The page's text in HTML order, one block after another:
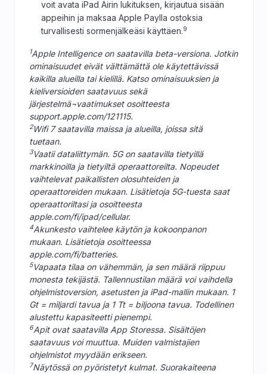
voit avata iPad Airin lukituksen, kirjautua sisään
appeihin ja maksaa Apple Paylla ostoksia
turvallisesti sormenjälkeäsi käyttäen.9
1Apple Intelligence on saatavilla beta-versiona. Jotkin
ominaisuudet eivät välttämättä ole käytettävissä
kaikilla alueilla tai kielillä. Katso ominaisuuksien ja
kieliversioiden saatavuus sekä
järjestelmä¬vaatimukset osoitteesta
support.apple.com/121115.
2Wifi 7 saatavilla maissa ja alueilla, joissa sitä
tuetaan.
3Vaatii dataliittymän. 5G on saatavilla tietyillä
markkinoilla ja tietyiltä operaattoreilta. Nopeudet
vaihtelevat paikallisten olosuhteiden ja
operaattoreiden mukaan. Lisätietoja 5G-tuesta saat
operaattoriltasi ja osoitteesta
apple.com/fi/ipad/cellular.
4Akunkesto vaihtelee käytön ja kokoonpanon
mukaan. Lisätietoja osoitteessa
apple.com/fi/batteries.
5Vapaata tilaa on vähemmän, ja sen määrä riippuu
monesta tekijästä. Tallennustilan määrä voi vaihdella
ohjelmistoversion, asetusten ja iPad-mallin mukaan. 1
Gt = miljardi tavua ja 1 Tt = biljoona tavua. Todellinen
alustettu kapasiteetti pienempi.
6Apit ovat saatavilla App Storessa. Sisältöjen
saatavuus voi muuttua. Muiden valmistajien
ohjelmistot myydään erikseen.
7Näytössä on pyöristetyt kulmat. Suorakaiteena